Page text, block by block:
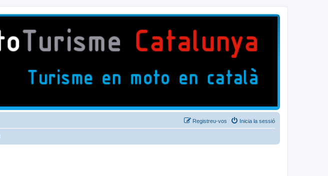
Inicia la sessió
Registreu-vos